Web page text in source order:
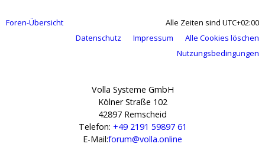
Foren-Übersicht Alle Zeiten sind UTC+02:00
Alle Cookies löschen
Impressum
Datenschutz
Nutzungsbedingungen
Volla Systeme GmbH
Kölner Straße 102
42897 Remscheid
Telefon: +49 2191 59897 61
E-Mail:forum@volla.online